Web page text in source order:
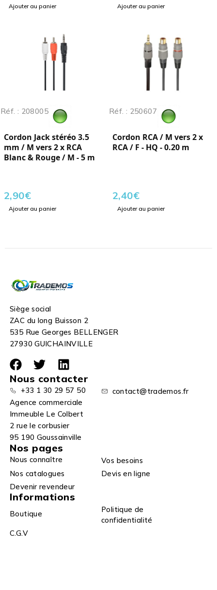
Ajouter au panier Ajouter au panier
Réf. : 208005
Cordon Jack stéréo 3.5
mm / M vers 2 x RCA
Blanc & Rouge / M - 5 m
2,90€
Ajouter au panier
Réf. : 250607
Cordon RCA / M vers 2 x
RCA / F - HQ - 0.20 m
2,40€
Ajouter au panier
Siège social
ZAC du long Buisson 2
535 Rue Georges BELLENGER
27930 GUICHAINVILLE
Nous contacter
+33 1 30 29 57 50
contact@trademos.fr
Agence commerciale
Immeuble Le Colbert
2 rue le corbusier
95 190 Goussainville
Nos pages
Nous connaître
Vos besoins
Nos catalogues
Devis en ligne
Devenir revendeur
Informations
Boutique
Politique de
confidentialité
C.G.V